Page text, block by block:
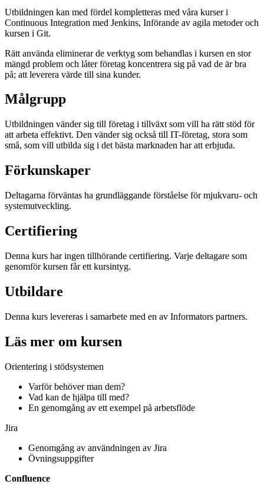
Utbildningen kan med fördel kompletteras med våra kurser i
Continuous Integration med Jenkins, Införande av agila metoder och
kursen i Git.
Rätt använda eliminerar de verktyg som behandlas i kursen en stor
mängd problem och låter företag koncentrera sig på vad de är bra
på; att leverera värde till sina kunder.
Målgrupp
Utbildningen vänder sig till företag i tillväxt som vill ha rätt stöd för
att arbeta effektivt. Den vänder sig också till IT-företag, stora som
små, som vill utbilda sig i det bästa marknaden har att erbjuda.
Förkunskaper
Deltagarna förväntas ha grundläggande förståelse för mjukvaru- och
systemutveckling.
Certifiering
Denna kurs har ingen tillhörande certifiering. Varje deltagare som
genomför kursen får ett kursintyg.
Utbildare
Denna kurs levereras i samarbete med en av Informators partners.
Läs mer om kursen
Orientering i stödsystemen
Varför behöver man dem?
Vad kan de hjälpa till med?
En genomgång av ett exempel på arbetsflöde
Jira
Genomgång av användningen av Jira
Övningsuppgifter
Confluence